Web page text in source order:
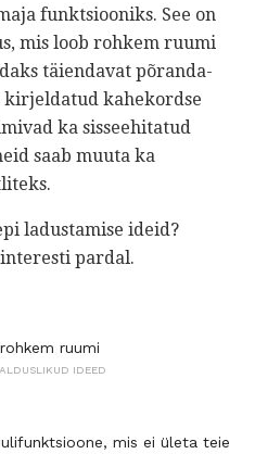
funktsiooniks. See on
mis loob rohkem ruumi
täiendavat põranda-
kirjeldatud kahekordse
ka sisseehitatud
saab muuta ka
ladustamise ideid?
pardal.
ruumi
IDEED
mis ei ületa teie